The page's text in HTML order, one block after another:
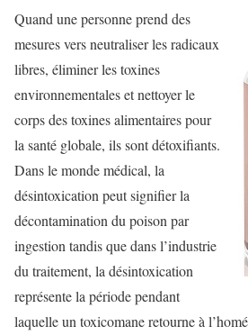
Quand une personne prend des
mesures vers neutraliser les radicaux
libres, éliminer les toxines
environnementales et nettoyer le
corps des toxines alimentaires pour
la santé globale, ils sont détoxifiants.
Dans le monde médical, la
désintoxication peut signifier la
décontamination du poison par
ingestion tandis que dans l’industrie
du traitement, la désintoxication
représente la période pendant
laquelle un toxicomane retourne à